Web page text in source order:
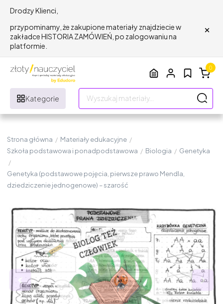
Drodzy Klienci,
przypominamy, że zakupione materiały znajdziecie w
zakładce HISTORIA ZAMÓWIEŃ, po zalogowaniu na
platformie.
×
Kategorie
0
Strona główna / Materiały edukacyjne /
Szkoła podstawowa i ponadpodstawowa / Biologia / Genetyka
/
Genetyka (podstawowe pojęcia, pierwsze prawo Mendla,
dziedziczenie jednogenowe) – szarość